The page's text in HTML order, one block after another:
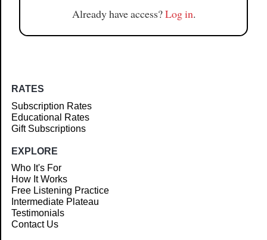
Already have access?Log in.
RATES
Subscription Rates
Educational Rates
Gift Subscriptions
EXPLORE
Who It's For
How It Works
Free Listening Practice
Intermediate Plateau
Testimonials
Contact Us